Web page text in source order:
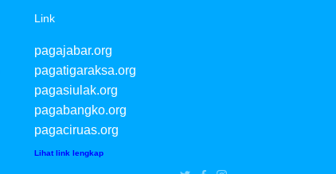
Link
pagajabar.org
pagatigaraksa.org
pagasiulak.org
pagabangko.org
pagaciruas.org
Lihat link lengkap